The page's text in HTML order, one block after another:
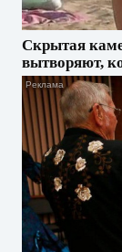
Скрытая
вытворяют,